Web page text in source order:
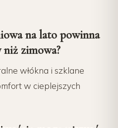
na lato powinna
zimowa?
włókna i szklane
w cieplejszych